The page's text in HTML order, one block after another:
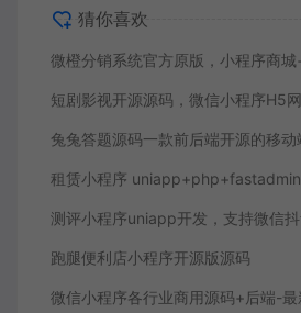
猜你喜欢
租赁小程序 uniapp+php+fastadmin
跑腿便利店小程序开源版源码